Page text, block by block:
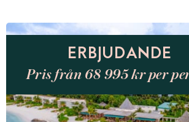
ERBJUDANDE
Pris från 68 995 kr per